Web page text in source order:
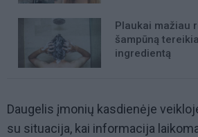
Plaukai mažiau
šampūną
ingredientą
Daugelis įmonių kasdienėje
su situacija, kai informacija